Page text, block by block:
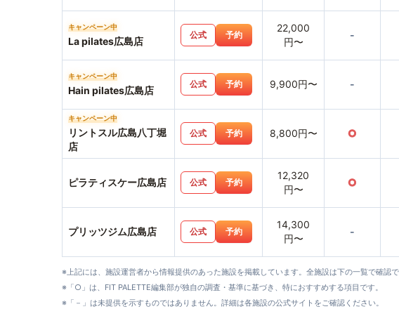
キャンペーン中
La pilates広島店
公式 予約
22,000
円〜
-
キャンペーン中
Hain pilates広島店
公式 予約 9,900円〜 -
キャンペーン中
リントスル広島八丁堀
店
公式 予約 8,800円〜 ○
ピラティスケー広島店 公式 予約
12,320
円〜
○
プリッツジム広島店 公式 予約
14,300
円〜
-
※上記には、施設運営者から情報提供のあった施設を掲載しています。全施設は下の一覧で確認で
※「○」は、FIT PALETTE編集部が独自の調査・基準に基づき、特におすすめする項目です。
※「－」は未提供を示すものではありません。詳細は各施設の公式サイトをご確認ください。